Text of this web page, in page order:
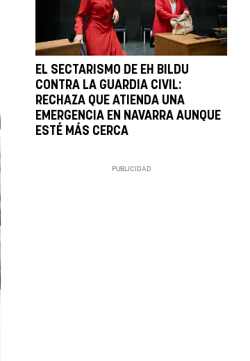
EL SECTARISMO DE EH BILDU
CONTRA LA GUARDIA CIVIL:
RECHAZA QUE ATIENDA UNA
EMERGENCIA EN NAVARRA AUNQUE
ESTÉ MÁS CERCA